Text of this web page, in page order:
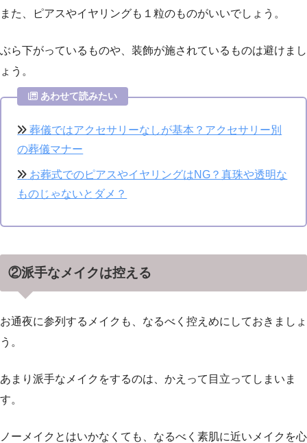
また、ピアスやイヤリングも１粒のものがいいでしょう。
ぶら下がっているものや、装飾が施されているものは避けまし
ょう。
あわせて読みたい
葬儀ではアクセサリーなしが基本？アクセサリー別
の葬儀マナー
お葬式でのピアスやイヤリングはNG？真珠や透明な
ものじゃないとダメ？
②派手なメイクは控える
お通夜に参列するメイクも、なるべく控えめにしておきましょ
う。
あまり派手なメイクをするのは、かえって目立ってしまいま
す。
ノーメイクとはいかなくても、なるべく素肌に近いメイクを心